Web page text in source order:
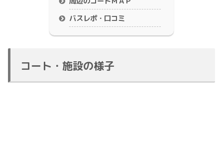
バスレポ・口コミ
コート・施設の様子